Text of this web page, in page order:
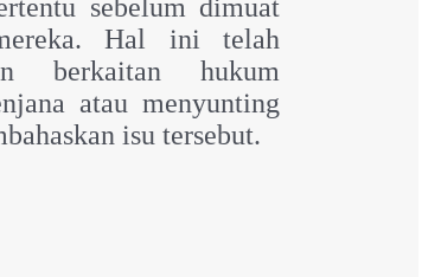
sebelum dimuat
Hal ini telah
berkaitan hukum
atau menyunting
isu tersebut.